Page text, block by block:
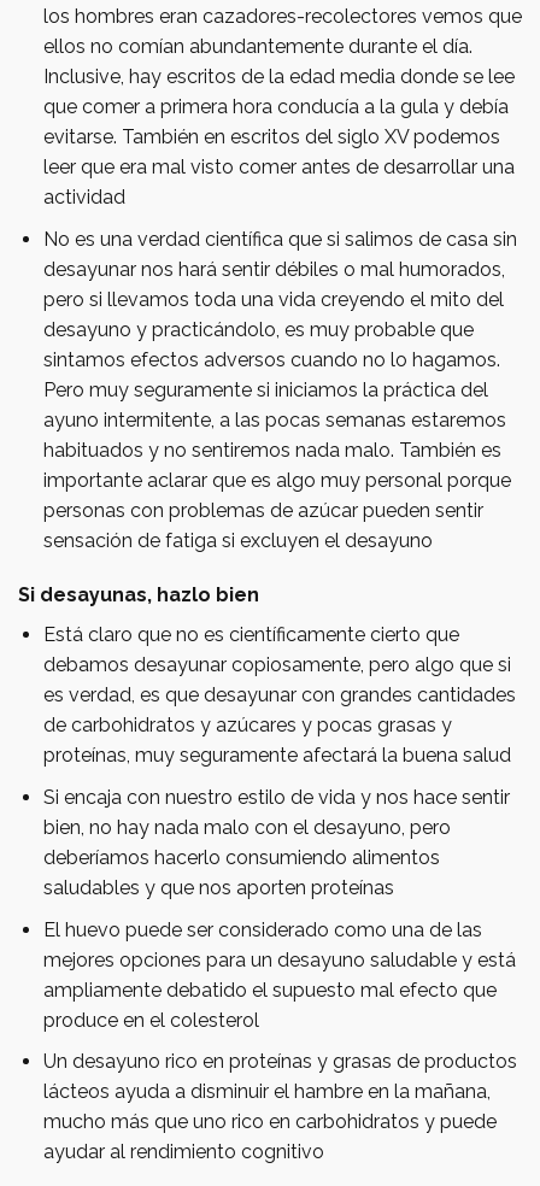
los hombres eran cazadores-recolectores vemos que
ellos no comían abundantemente durante el día.
Inclusive, hay escritos de la edad media donde se lee
que comer a primera hora conducía a la gula y debía
evitarse. También en escritos del siglo XV podemos
leer que era mal visto comer antes de desarrollar una
actividad
No es una verdad científica que si salimos de casa sin
desayunar nos hará sentir débiles o mal humorados,
pero si llevamos toda una vida creyendo el mito del
desayuno y practicándolo, es muy probable que
sintamos efectos adversos cuando no lo hagamos.
Pero muy seguramente si iniciamos la práctica del
ayuno intermitente, a las pocas semanas estaremos
habituados y no sentiremos nada malo. También es
importante aclarar que es algo muy personal porque
personas con problemas de azúcar pueden sentir
sensación de fatiga si excluyen el desayuno
Si desayunas, hazlo bien
Está claro que no es científicamente cierto que
debamos desayunar copiosamente, pero algo que si
es verdad, es que desayunar con grandes cantidades
de carbohidratos y azúcares y pocas grasas y
proteínas, muy seguramente afectará la buena salud
Si encaja con nuestro estilo de vida y nos hace sentir
bien, no hay nada malo con el desayuno, pero
deberíamos hacerlo consumiendo alimentos
saludables y que nos aporten proteínas
El huevo puede ser considerado como una de las
mejores opciones para un desayuno saludable y está
ampliamente debatido el supuesto mal efecto que
produce en el colesterol
Un desayuno rico en proteínas y grasas de productos
lácteos ayuda a disminuir el hambre en la mañana,
mucho más que uno rico en carbohidratos y puede
ayudar al rendimiento cognitivo